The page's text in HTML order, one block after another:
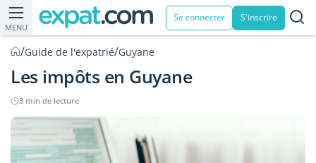
MENU
Se connecter S'inscrire
/Guide de l'expatrié/Guyane
Les impôts en Guyane
3 min de lecture